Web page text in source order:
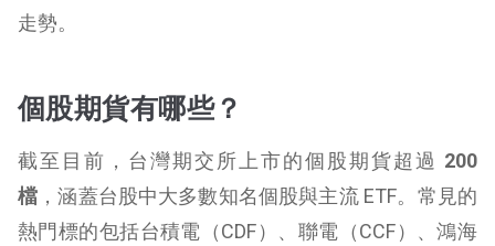
走勢。
個股期貨有哪些？
截至目前，台灣期交所上市的個股期貨超過 200
檔 ，涵蓋台股中大多數知名個股與主流 ETF。常見的
熱門標的包括台積電（CDF）、聯電（CCF）、鴻海